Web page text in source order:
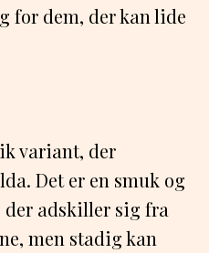
for dem, der kan lide
variant, der
Det er en smuk og
adskiller sig fra
men stadig kan